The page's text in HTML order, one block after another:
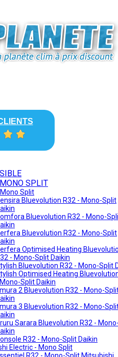
SPLIT
Split
Bluevolution R32 - Mono-Split
Bluevolution R32 - Mono-
Bluevolution R32 - Mono-Split
Optimised Heating
- Mono-Split Daikin
Bluevolution R32 - Mono-Split
Optimised Heating
Split Daikin
2 Bluevolution R32 - Mono-
3 Bluevolution R32 - Mono-
Sarara Bluevolution R32 -
R32 - Mono-Split Daikin
Electric - Mono Split